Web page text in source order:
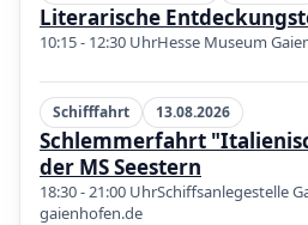
Literarische
10:15 - 12:30 UhrHesse Museum
Schifffahrt 13.08.2026
Schlemmerfahrt
der MS Seestern
18:30 - 21:00 UhrSchiffsanlegestelle
gaienhofen.de